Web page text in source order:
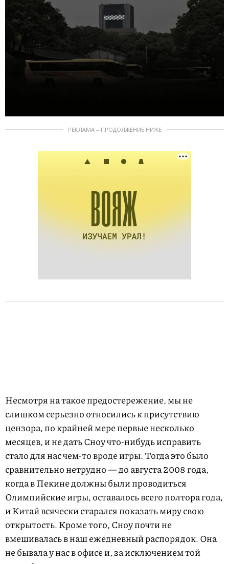
РЕКЛАМА – ПРОДОЛЖЕНИЕ НИЖЕ
Несмотря на такое предостережение, мы не
слишком серьезно относились к присутствию
цензора, по крайней мере первые несколько
месяцев, и не дать Сноу что-нибудь исправить
стало для нас чем-то вроде игры. Тогда это было
сравнительно нетрудно — до августа 2008 года,
когда в Пекине должны были проводиться
Олимпийские игры, оставалось всего полтора года,
и Китай всячески старался показать миру свою
открытость. Кроме того, Сноу почти не
вмешивалась в наш ежедневный распорядок. Она
не бывала у нас в офисе и, за исключением той